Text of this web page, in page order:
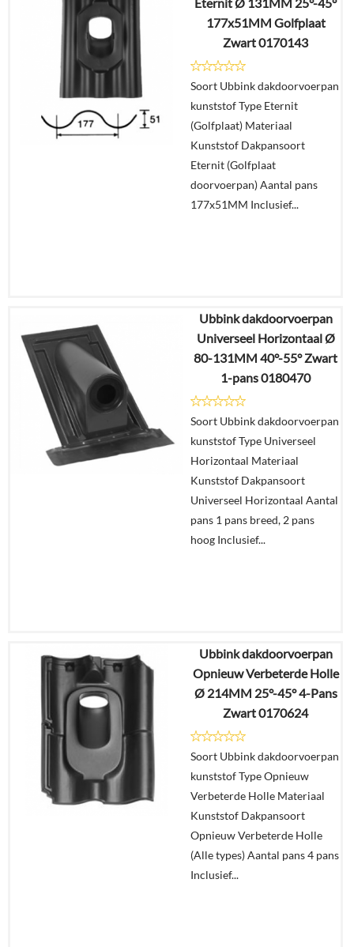
€48,08
In
winkelmand
177x51MM Golfplaat
Zwart 0170143
Soort Ubbink dakdoorvoerpan
kunststof Type Eternit
(Golfplaat) Materiaal
Kunststof Dakpansoort
Eternit (Golfplaat
doorvoerpan) Aantal pans
177x51MM Inclusief...
€67,40
€53,46
In
winkelmand
Ubbink dakdoorvoerpan
Universeel Horizontaal Ø
80-131MM 40°-55° Zwart
1-pans 0180470
Soort Ubbink dakdoorvoerpan
kunststof Type Universeel
Horizontaal Materiaal
Kunststof Dakpansoort
Universeel Horizontaal Aantal
pans 1 pans breed, 2 pans
hoog Inclusief...
€191,66
€150,83
In
winkelmand
Ubbink dakdoorvoerpan
Opnieuw Verbeterde Holle
Ø 214MM 25°-45° 4-Pans
Zwart 0170624
Soort Ubbink dakdoorvoerpan
kunststof Type Opnieuw
Verbeterde Holle Materiaal
Kunststof Dakpansoort
Opnieuw Verbeterde Holle
(Alle types) Aantal pans 4 pans
Inclusief...